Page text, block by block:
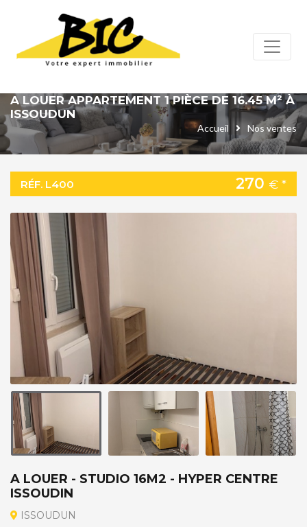
A LOUER APPARTEMENT 1 PIÈCE DE 16.45 M² À
ISSOUDUN
Accueil Nos ventes
RÉF. L400 270 € *
A LOUER - STUDIO 16M2 - HYPER CENTRE
ISSOUDIN
ISSOUDUN